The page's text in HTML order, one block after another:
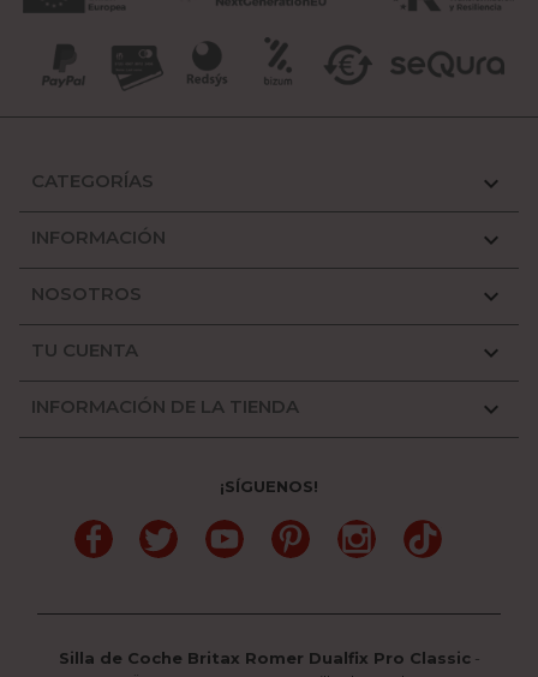
CATEGORÍAS 
INFORMACIÓN 
NOSOTROS 
TU CUENTA 
INFORMACIÓN DE LA TIENDA 
¡SÍGUENOS!
FacebookTwitter YouTube PinterestInstagramTikTok
Silla de Coche Britax Romer Dualfix Pro Classic-